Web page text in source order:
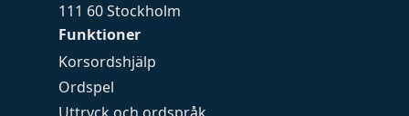
Funktioner
Korsordshjälp
Ordspel
111 60 Stockholm